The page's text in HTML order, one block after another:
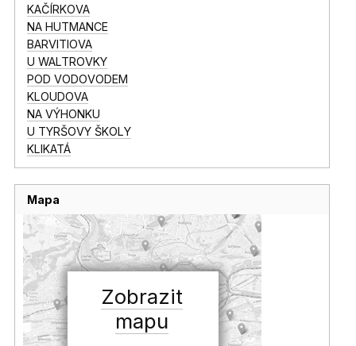
KAČÍRKOVA
NA HUTMANCE
BARVITIOVA
U WALTROVKY
POD VODOVODEM
KLOUDOVA
NA VÝHONKU
U TYRŠOVY ŠKOLY
KLIKATÁ
Mapa
Zobrazit
mapu